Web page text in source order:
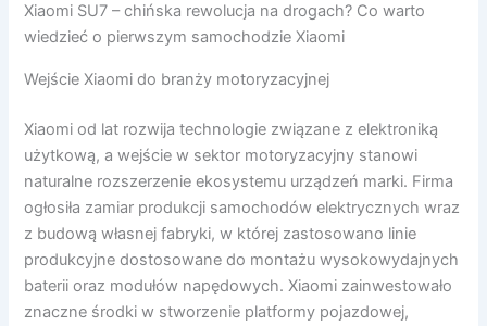
Xiaomi SU7 – chińska rewolucja na drogach? Co warto
wiedzieć o pierwszym samochodzie Xiaomi
Wejście Xiaomi do branży motoryzacyjnej
Xiaomi od lat rozwija technologie związane z elektroniką
użytkową, a wejście w sektor motoryzacyjny stanowi
naturalne rozszerzenie ekosystemu urządzeń marki. Firma
ogłosiła zamiar produkcji samochodów elektrycznych wraz
z budową własnej fabryki, w której zastosowano linie
produkcyjne dostosowane do montażu wysokowydajnych
baterii oraz modułów napędowych. Xiaomi zainwestowało
znaczne środki w stworzenie platformy pojazdowej,